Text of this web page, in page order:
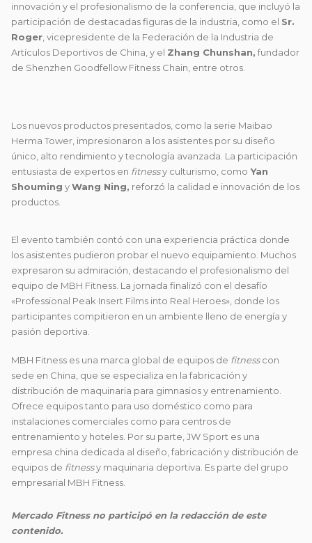
innovación y el profesionalismo de la conferencia, que incluyó la
participación de destacadas figuras de la industria, como el Sr.
Roger , vicepresidente de la Federación de la Industria de
Artículos Deportivos de China, y el Zhang Chunshan, fundador
de Shenzhen Goodfellow Fitness Chain, entre otros.
Los nuevos productos presentados, como la serie Maibao
Herma Tower, impresionaron a los asistentes por su diseño
único, alto rendimiento y tecnología avanzada. La participación
entusiasta de expertos en fitnessy culturismo, como Yan
Shouming yWang Ning, reforzó la calidad e innovación de los
productos.
El evento también contó con una experiencia práctica donde
los asistentes pudieron probar el nuevo equipamiento. Muchos
expresaron su admiración, destacando el profesionalismo del
equipo de MBH Fitness. La jornada finalizó con el desafío
«Professional Peak·Insert Films into Real Heroes», donde los
participantes compitieron en un ambiente lleno de energía y
pasión deportiva.
MBH Fitness es una marca global de equipos de fitnesscon
sede en China, que se especializa en la fabricación y
distribución de maquinaria para gimnasios y entrenamiento.
Ofrece equipos tanto para uso doméstico como para
instalaciones comerciales como para centros de
entrenamiento y hoteles. Por su parte, JW Sport es una
empresa china dedicada al diseño, fabricación y distribución de
equipos de fitnessy maquinaria deportiva. Es parte del grupo
empresarial MBH Fitness.
Mercado Fitness no participó en la redacción de este
contenido.